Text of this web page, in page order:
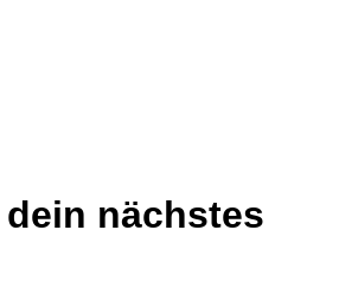
dein nächstes